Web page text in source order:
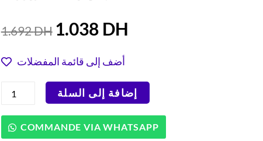
1.692DH
السعر
الأصلي
هو:
1.692 DH.
1.038 DH
أضف إلى قائمة المفضلات
عرض
مقلاة
هوائية
إضافة إلى السلة
COMMANDE VIA WHATSAPP